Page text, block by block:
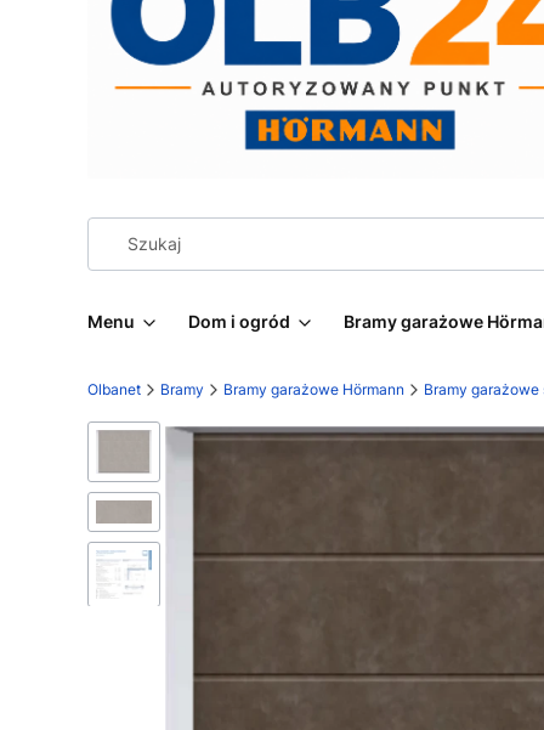
Menu Dom i ogród Bramy garażowe
Olbanet Bramy Bramy garażowe Hörmann Bramy